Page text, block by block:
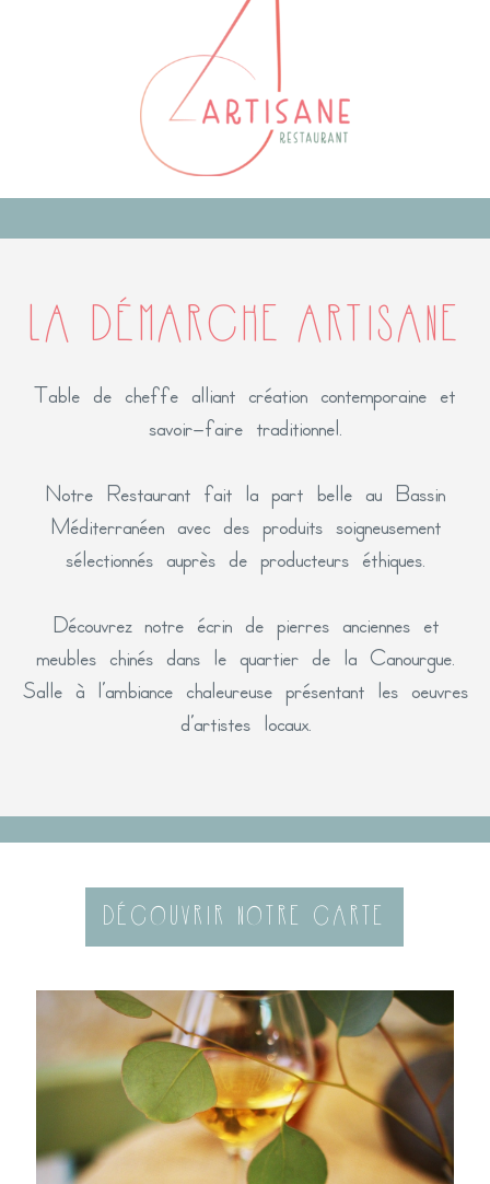
LA DÉMARCHE ARTISANE
Table de cheffe alliant création contemporaine et
savoir-faire traditionnel.
Notre Restaurant fait la part belle au Bassin
Méditerranéen avec des produits soigneusement
sélectionnés auprès de producteurs éthiques.
Découvrez notre écrin de pierres anciennes et
meubles chinés dans le quartier de la Canourgue.
Salle à l’ambiance chaleureuse présentant les oeuvres
d’artistes locaux.
DÉCOUVRIR NOTRE CARTE